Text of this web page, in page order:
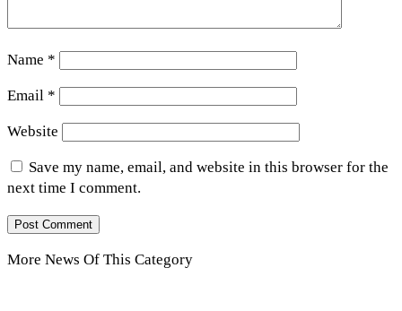
Name *
Email *
Website
Save my name, email, and website in this browser for the
next time I comment.
More News Of This Category